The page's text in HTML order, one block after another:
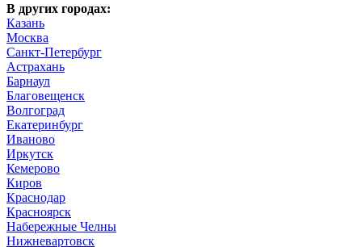
В других городах:
Казань
Москва
Санкт-Петербург
Астрахань
Барнаул
Благовещенск
Волгоград
Екатеринбург
Иваново
Иркутск
Кемерово
Киров
Краснодар
Красноярск
Набережные Челны
Нижневартовск